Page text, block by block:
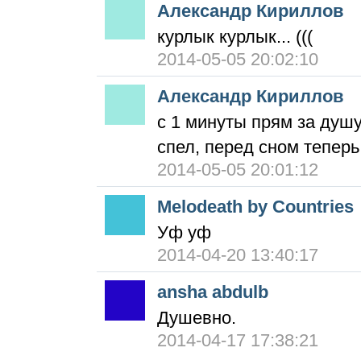
Александр Кириллов
курлык курлык... (((
2014-05-05 20:02:10
Александр Кириллов
с 1 минуты прям за
спел, перед сном
2014-05-05 20:01:12
Melodeath by Countries
Уф уф
2014-04-20 13:40:17
ansha abdulb
Душевно.
2014-04-17 17:38:21